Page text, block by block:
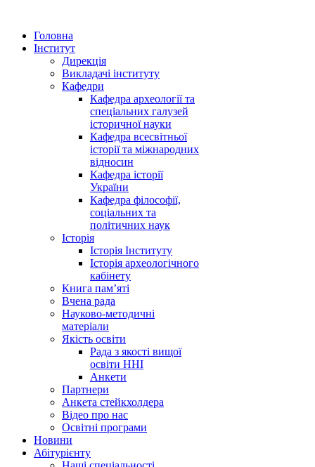
Головна
Інститут
Дирекція
Викладачі інституту
Кафедри
Кафедра археології та
спеціальних галузей
історичної науки
Кафедра всесвітньої
історії та міжнародних
відносин
Кафедра історії
України
Кафедра філософії,
соціальних та
політичних наук
Історія
Історія Інституту
Історія археологічного
кабінету
Книга памʼяті
Вчена рада
Науково-методичні
матеріали
Якість освіти
Рада з якості вищої
освіти ННІ
Анкети
Партнери
Анкета стейкхолдера
Відео про нас
Освітні програми
Hовини
Абітурієнту